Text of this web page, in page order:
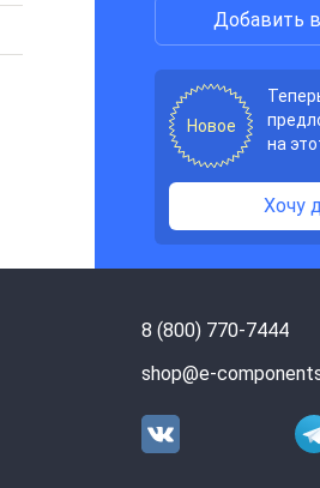
Добавить
Новое
на
Хочу
8 (800) 770-7444
shop@e-